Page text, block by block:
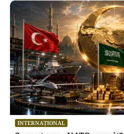
HOROSCOP
Horoscop 8 august 2026.
momente de cumpănă: o
neașteptată le schimbă